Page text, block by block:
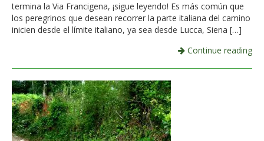
termina la Via Francigena, ¡sigue leyendo! Es más común que
los peregrinos que desean recorrer la parte italiana del camino
inicien desde el límite italiano, ya sea desde Lucca, Siena […]
Continue reading